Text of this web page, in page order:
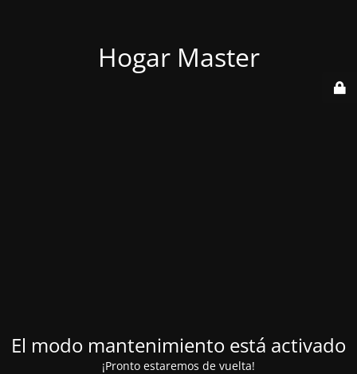
Hogar Master
El modo mantenimiento está activado
¡Pronto estaremos de vuelta!